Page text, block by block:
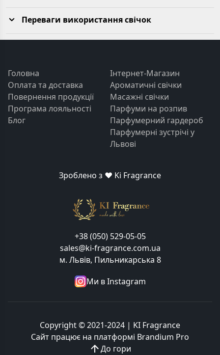
Переваги використання свічок
Головна
Оплата та доставка
Повернення продукції
Програма лояльності
Блог
Інтернет-Магазин
Ароматичні свічки
Масажні свічки
Парфуми на розпив
Парфумерний гардероб
Парфумерні зустрічі у
Львові
Зроблено з ❤️ Ki Fragrance
+38 (050) 529-05-05
sales@ki-fragrance.com.ua
м. Львів, Пильникарська 8
Ми в Instagram
Copyright © 2021-2024 | KI Fragrance
Сайт працює на платформі Brandium Pro
До гори